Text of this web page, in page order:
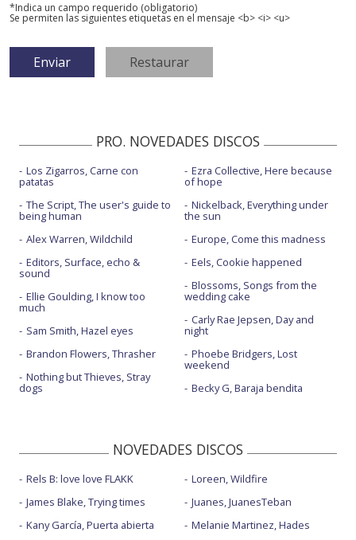
*Indica un campo requerido (obligatorio)
Se permiten las siguientes etiquetas en el mensaje <b> <i> <u>
PRO. NOVEDADES DISCOS
Los Zigarros, Carne con
patatas
The Script, The user's guide to
being human
Alex Warren, Wildchild
Editors, Surface, echo &
sound
Ellie Goulding, I know too
much
Sam Smith, Hazel eyes
Brandon Flowers, Thrasher
Nothing but Thieves, Stray
dogs
Ezra Collective, Here because
of hope
Nickelback, Everything under
the sun
Europe, Come this madness
Eels, Cookie happened
Blossoms, Songs from the
wedding cake
Carly Rae Jepsen, Day and
night
Phoebe Bridgers, Lost
weekend
Becky G, Baraja bendita
NOVEDADES DISCOS
Rels B: love love FLAKK
James Blake, Trying times
Kany García, Puerta abierta
Loreen, Wildfire
Juanes, JuanesTeban
Melanie Martinez, Hades